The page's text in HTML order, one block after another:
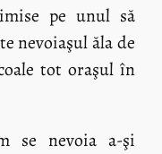
pe unul să
nevoiaşul ăla de
tot oraşul în
se nevoia a-şi